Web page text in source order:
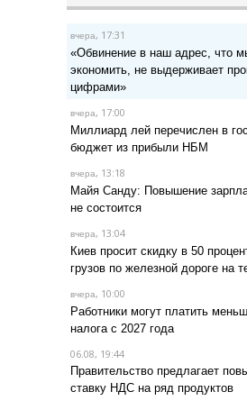
вчера, 17:31
«Обвинение в наш адрес, что
экономить, не выдерживает
цифрами»
вчера, 17:00
Миллиард лей перечислен в
бюджет из прибыли НБМ
вчера, 13:18
Майя Санду: Повышение
не состоится
вчера, 13:04
Киев просит скидку в 50
грузов по железной дороге на
вчера, 10:00
Работники могут платить
налога с 2027 года
06.08, 19:44
Правительство предлагает
ставку НДС на ряд продуктов